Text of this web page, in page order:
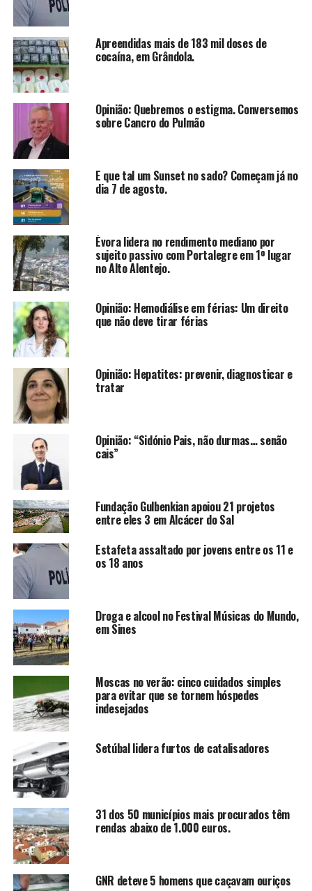
Apreendidas mais de 183 mil doses de
cocaína, em Grândola.
Opinião: Quebremos o estigma. Conversemos
sobre Cancro do Pulmão
E que tal um Sunset no sado? Começam já no
dia 7 de agosto.
Évora lidera no rendimento mediano por
sujeito passivo com Portalegre em 1º lugar
no Alto Alentejo.
Opinião: Hemodiálise em férias: Um direito
que não deve tirar férias
Opinião: Hepatites: prevenir, diagnosticar e
tratar
Opinião: “Sidónio Pais, não durmas… senão
cais”
Fundação Gulbenkian apoiou 21 projetos
entre eles 3 em Alcácer do Sal
Estafeta assaltado por jovens entre os 11 e
os 18 anos
Droga e alcool no Festival Músicas do Mundo,
em Sines
Moscas no verão: cinco cuidados simples
para evitar que se tornem hóspedes
indesejados
Setúbal lidera furtos de catalisadores
31 dos 50 municípios mais procurados têm
rendas abaixo de 1.000 euros.
GNR deteve 5 homens que caçavam ouriços